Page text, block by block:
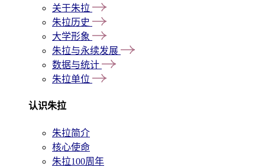
关于朱拉
朱拉历史
大学形象
朱拉与永续发展
数据与统计
朱拉单位
认识朱拉
朱拉简介
核心使命
朱拉100周年